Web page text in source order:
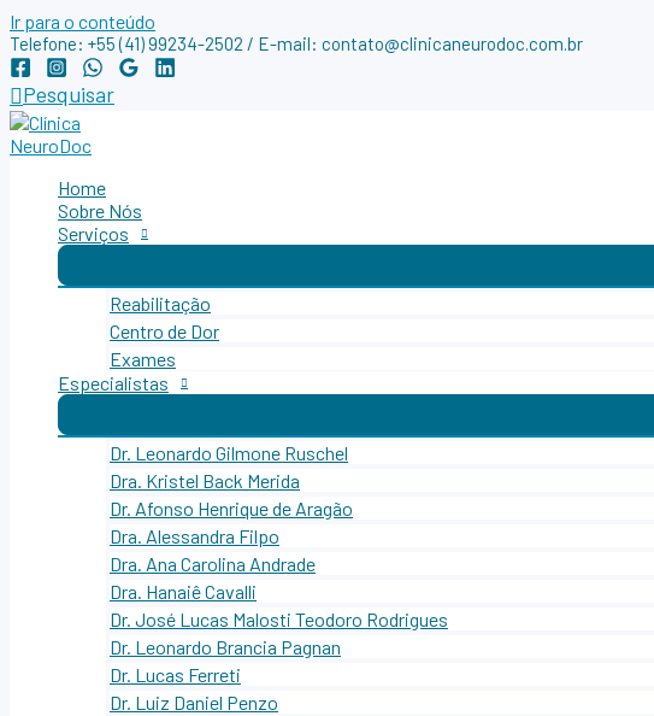
Ir para o conteúdo
Telefone: +55 (41) 99234-2502 / E-mail: contato@clinicaneurodoc.com.br
Pesquisar
Home
Sobre Nós
Serviços
Reabilitação
Centro de Dor
Exames
Especialistas
Dr. Leonardo Gilmone Ruschel
Dra. Kristel Back Merida
Dr. Afonso Henrique de Aragão
Dra. Alessandra Filpo
Dra. Ana Carolina Andrade
Dra. Hanaiê Cavalli
Dr. José Lucas Malosti Teodoro Rodrigues
Dr. Leonardo Brancia Pagnan
Dr. Lucas Ferreti
Dr. Luiz Daniel Penzo